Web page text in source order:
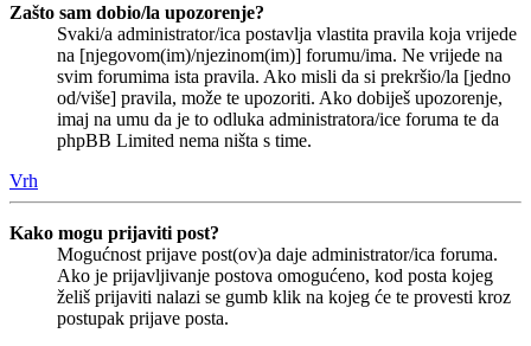
Zašto sam dobio/la upozorenje?
Svaki/a administrator/ica postavlja vlastita pravila koja vrijede
na [njegovom(im)/njezinom(im)] forumu/ima. Ne vrijede na
svim forumima ista pravila. Ako misli da si prekršio/la [jedno
od/više] pravila, može te upozoriti. Ako dobiješ upozorenje,
imaj na umu da je to odluka administratora/ice foruma te da
phpBB Limited nema ništa s time.
Vrh
Kako mogu prijaviti post?
Mogućnost prijave post(ov)a daje administrator/ica foruma.
Ako je prijavljivanje postova omogućeno, kod posta kojeg
želiš prijaviti nalazi se gumb klik na kojeg će te provesti kroz
postupak prijave posta.